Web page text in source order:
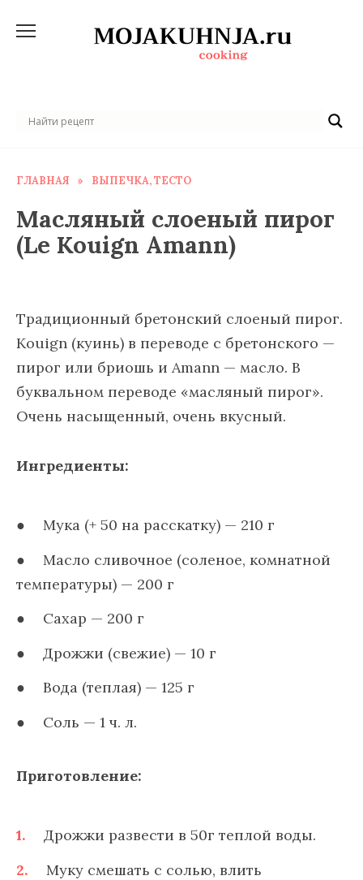
ГЛАВНАЯ » ВЫПЕЧКА, ТЕСТО
Масляный слоеный пирог
(Le Kouign Amann)
Традиционный бретонский слоеный пирог.
Kouign (куинь) в переводе с бретонского —
пирог или бриошь и Amann — масло. В
буквальном переводе «масляный пирог».
Очень насыщенный, очень вкусный.
Ингредиенты:
Мука (+ 50 на расскатку) — 210 г
Масло сливочное (соленое, комнатной
температуры) — 200 г
Сахар — 200 г
Дрожжи (свежие) — 10 г
Вода (теплая) — 125 г
Соль — 1 ч. л.
Приготовление:
Дрожжи развести в 50г теплой воды.
Муку смешать с солью, влить